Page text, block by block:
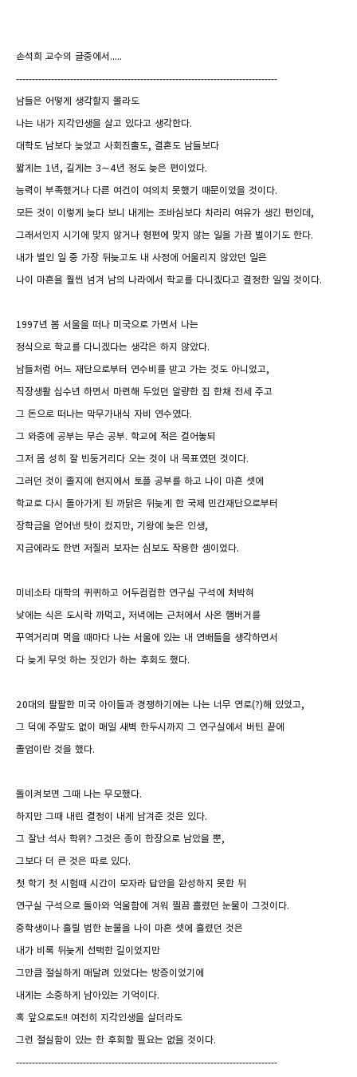
손석희 교수의 글중에서.....
----------------------------------------------------------------------------------
남들은 어떻게 생각할지 몰라도
나는 내가 지각인생을 살고 있다고 생각한다.
대학도 남보다 늦었고 사회진출도, 결혼도 남들보다
짧게는 1년, 길게는 3∼4년 정도 늦은 편이었다.
능력이 부족했거나 다른 여건이 여의치 못했기 때문이었을 것이다.
모든 것이 이렇게 늦다 보니 내게는 조바심보다 차라리 여유가 생긴 편인데,
그래서인지 시기에 맞지 않거나 형편에 맞지 않는 일을 가끔 벌이기도 한다.
내가 벌인 일 중 가장 뒤늦고도 내 사정에 어울리지 않았던 일은
나이 마흔을 훨씬 넘겨 남의 나라에서 학교를 다니겠다고 결정한 일일 것이다.
1997년 봄 서울을 떠나 미국으로 가면서 나는
정식으로 학교를 다니겠다는 생각은 하지 않았다.
남들처럼 어느 재단으로부터 연수비를 받고 가는 것도 아니었고,
직장생활 십수년 하면서 마련해 두었던 알량한 집 한채 전세 주고
그 돈으로 떠나는 막무가내식 자비 연수였다.
그 와중에 공부는 무슨 공부. 학교에 적은 걸어놓되
그저 몸 성히 잘 빈둥거리다 오는 것이 내 목표였던 것이다.
그러던 것이 졸지에 현지에서 토플 공부를 하고 나이 마흔 셋에
학교로 다시 돌아가게 된 까닭은 뒤늦게 한 국제 민간재단으로부터
장학금을 얻어낸 탓이 컸지만, 기왕에 늦은 인생,
지금에라도 한번 저질러 보자는 심보도 작용한 셈이었다.
미네소타 대학의 퀴퀴하고 어두컴컴한 연구실 구석에 처박혀
낮에는 식은 도시락 까먹고, 저녁에는 근처에서 사온 햄버거를
꾸역거리며 먹을 때마다 나는 서울에 있는 내 연배들을 생각하면서
다 늦게 무엇 하는 짓인가 하는 후회도 했다.
20대의 팔팔한 미국 아이들과 경쟁하기에는 나는 너무 연로(?)해 있었고,
그 덕에 주말도 없이 매일 새벽 한두시까지 그 연구실에서 버틴 끝에
졸업이란 것을 했다.
돌이켜보면 그때 나는 무모했다.
하지만 그때 내린 결정이 내게 남겨준 것은 있다.
그 잘난 석사 학위? 그것은 종이 한장으로 남았을 뿐,
그보다 더 큰 것은 따로 있다.
첫 학기 첫 시험때 시간이 모자라 답안을 완성하지 못한 뒤
연구실 구석으로 돌아와 억울함에 겨워 찔끔 흘렸던 눈물이 그것이다.
중학생이나 흘릴 법한 눈물을 나이 마흔 셋에 흘렸던 것은
내가 비록 뒤늦게 선택한 길이었지만
그만큼 절실하게 매달려 있었다는 방증이었기에
내게는 소중하게 남아있는 기억이다.
혹 앞으로도!! 여전히 지각인생을 살더라도
그런 절실함이 있는 한 후회할 필요는 없을 것이다.
----------------------------------------------------------------------------------